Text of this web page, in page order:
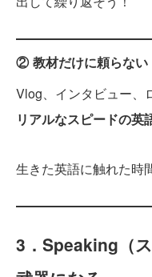
② 教材だけに頼らない
Vlog、インタビュー、
リアルなスピードの英
生きた英語に触れた時
3．Speaking（